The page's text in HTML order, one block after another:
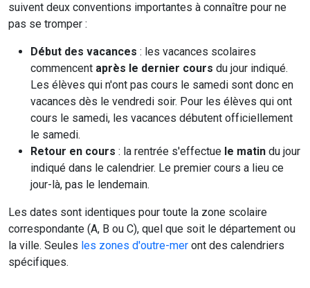
suivent deux conventions importantes à connaître pour ne
pas se tromper :
Début des vacances : les vacances scolaires
commencent après le dernier cours du jour indiqué.
Les élèves qui n'ont pas cours le samedi sont donc en
vacances dès le vendredi soir. Pour les élèves qui ont
cours le samedi, les vacances débutent officiellement
le samedi.
Retour en cours : la rentrée s'effectue le matin du jour
indiqué dans le calendrier. Le premier cours a lieu ce
jour-là, pas le lendemain.
Les dates sont identiques pour toute la zone scolaire
correspondante (A, B ou C), quel que soit le département ou
la ville. Seules les zones d'outre-mer ont des calendriers
spécifiques.